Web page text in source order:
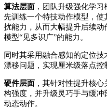
算法层面 ，团队升级强化学
先训练一个特技动作模型，
扰能力，从而大幅提升后续
模型“见多识广”的能力。
同时其采用融合感知的定位
漂移问题，实现厘米级落点控
硬件层面 ，其针对性提升核
构强度，并升级灵巧手与缓
动态动作。